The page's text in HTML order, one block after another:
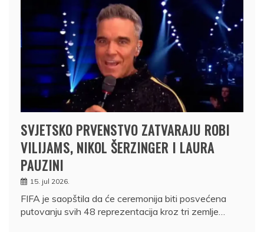
SVJETSKO PRVENSTVO ZATVARAJU ROBI
VILIJAMS, NIKOL ŠERZINGER I LAURA
PAUZINI
15. jul 2026.
FIFA je saopštila da će ceremonija biti posvećena
putovanju svih 48 reprezentacija kroz tri zemlje…